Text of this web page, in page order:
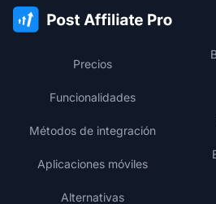
Precios
Funcionalidades
Métodos de integración
Aplicaciones móviles
Alternativas